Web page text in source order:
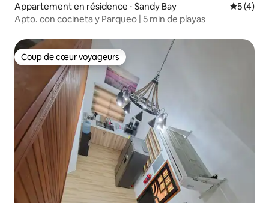
Appartement en résidence ⋅ Sandy Bay
5 (4)
Apto. con cocineta y Parqueo | 5 min de playas
Coup de cœur voyageurs
Coup de cœur voyageurs